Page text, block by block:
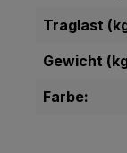
Traglast
Gewicht
Farbe: